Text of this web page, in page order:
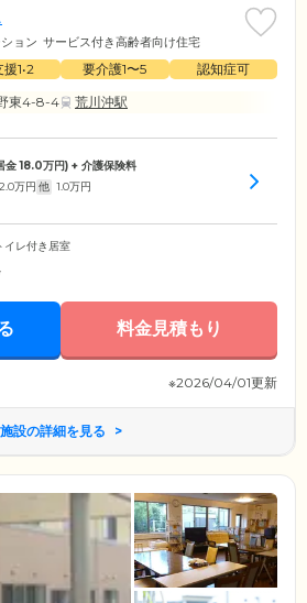
ョン サービス付き高齢者向け住宅
1•2 要介護1〜5
認知症可
東4-8-4
荒川沖駅
金18.0万円) + 介護保険料
2.0万円 他 1.0万円
イレ付き居室
料金見積もり
※2026/04/01更新
施設の詳細を見る